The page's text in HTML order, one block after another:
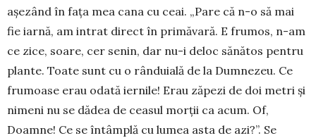
așezând în fața mea ca­na cu ceai. „Pare că n-o să mai
fie iarnă, am intrat direct în primăvară. E frumos, n-am
ce zice, soare, cer senin, dar nu-i deloc sănătos pentru
plante. Toate sunt cu o rânduială de la Dumnezeu. Ce
frumoase erau odată iernile! Erau zăpezi de doi metri și
nimeni nu se dădea de ceasul morții ca acum. Of,
Doamne! Ce se întâmplă cu lumea asta de azi?”. Se